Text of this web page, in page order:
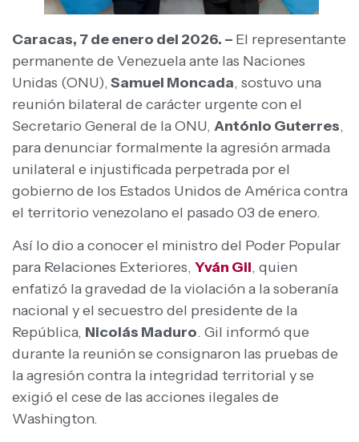
Caracas, 7 de enero del 2026. – El representante
permanente de Venezuela ante las Naciones
Unidas (ONU),Samuel Moncada, sostuvo una
reunión bilateral de carácter urgente con el
Secretario General de la ONU, António Guterres,
para denunciar formalmente la agresión armada
unilateral e injustificada perpetrada por el
gobierno de los Estados Unidos de América contra
el territorio venezolano el pasado 03 de enero.
Así lo dio a conocer el ministro del Poder Popular
para Relaciones Exteriores, Yván Gil, quien
enfatizó la gravedad de la violación a la soberanía
nacional y el secuestro del presidente de la
República, Nicolás Maduro. Gil informó que
durante la reunión se consignaron las pruebas de
la agresión contra la integridad territorial y se
exigió el cese de las acciones ilegales de
Washington.